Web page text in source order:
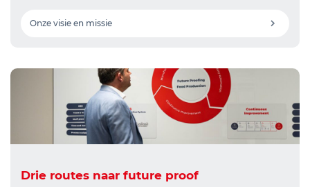
Onze visie en missie
Drie routes naar future proof